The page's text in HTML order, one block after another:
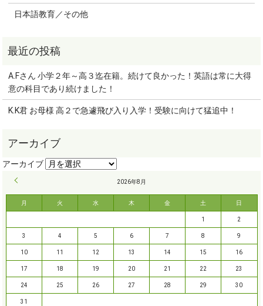
日本語教育／その他
A.Fさん 小学２年～高３迄在籍。続けて良かった！英語は常に大得
意の科目であり続けました！
K.K君 お母様 高２で急遽飛び入り入学！受験に向けて猛追中！
2026年8月
月 火 水 木 金 土 日
1 2
3 4 5 6 7 8 9
10 11 12 13 14 15 16
17 18 19 20 21 22 23
24 25 26 27 28 29 30
31